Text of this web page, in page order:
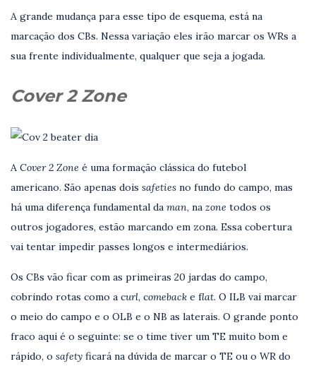
A grande mudança para esse tipo de esquema, está na
marcação dos CBs. Nessa variação eles irão marcar os WRs a
sua frente individualmente, qualquer que seja a jogada.
Cover 2 Zone
A Cover 2 Zone é uma formação clássica do futebol
americano. São apenas dois safeties no fundo do campo, mas
há uma diferença fundamental da man, na zone todos os
outros jogadores, estão marcando em zona. Essa cobertura
vai tentar impedir passes longos e intermediários.
Os CBs vão ficar com as primeiras 20 jardas do campo,
cobrindo rotas como a curl, comeback e flat. O ILB vai marcar
o meio do campo e o OLB e o NB as laterais. O grande ponto
fraco aqui é o seguinte: se o time tiver um TE muito bom e
rápido, o safety ficará na dúvida de marcar o TE ou o WR do